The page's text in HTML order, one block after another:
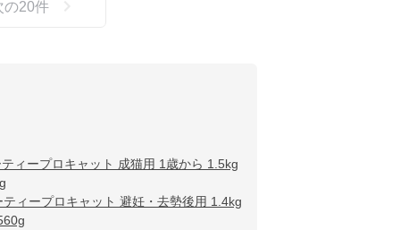
の20件
ィープロキャット 成猫用 1歳から 1.5kg
ティープロキャット 避妊・去勢後用 1.4kg